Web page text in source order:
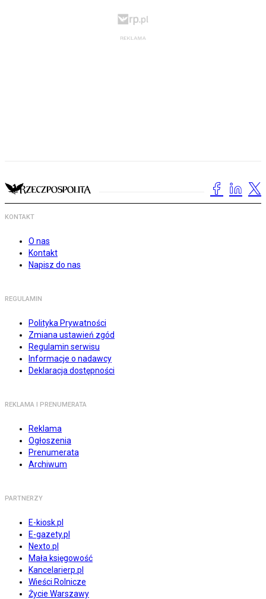
KONTAKT
O nas
Kontakt
Napisz do nas
REGULAMIN
Polityka Prywatności
Zmiana ustawień zgód
Regulamin serwisu
Informacje o nadawcy
Deklaracja dostępności
REKLAMA I PRENUMERATA
Reklama
Ogłoszenia
Prenumerata
Archiwum
PARTNERZY
E-kiosk.pl
E-gazety.pl
Nexto.pl
Mała księgowość
Kancelarierp.pl
Wieści Rolnicze
Życie Warszawy